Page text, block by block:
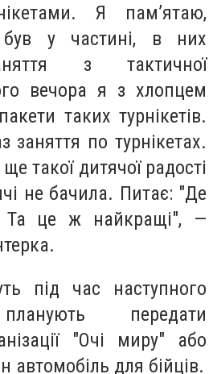
Я пам’ятаю,
у частині, в них
з тактичної
вечора я з хлопцем
таких турнікетів.
заняття по турнікетах.
такої дитячої радості
не бачила. Питає: "Де
Та це ж найкращі", —
під час наступного
передати
"Очі миру" або
автомобіль для бійців.